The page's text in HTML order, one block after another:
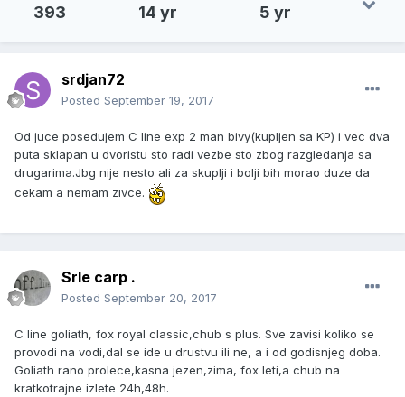
393 14 yr 5 yr
srdjan72
Posted September 19, 2017
Od juce posedujem C line exp 2 man bivy(kupljen sa KP) i vec dva
puta sklapan u dvoristu sto radi vezbe sto zbog razgledanja sa
drugarima.Jbg nije nesto ali za skuplji i bolji bih morao duze da
cekam a nemam zivce.
Srle carp .
Posted September 20, 2017
C line goliath, fox royal classic,chub s plus. Sve zavisi koliko se
provodi na vodi,dal se ide u drustvu ili ne, a i od godisnjeg doba.
Goliath rano prolece,kasna jezen,zima, fox leti,a chub na
kratkotrajne izlete 24h,48h.